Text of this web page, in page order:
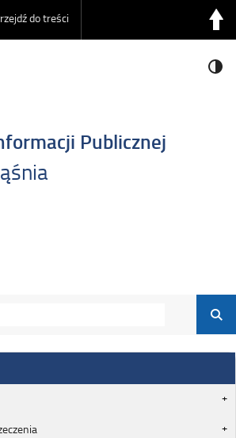
do treści
Publicznej